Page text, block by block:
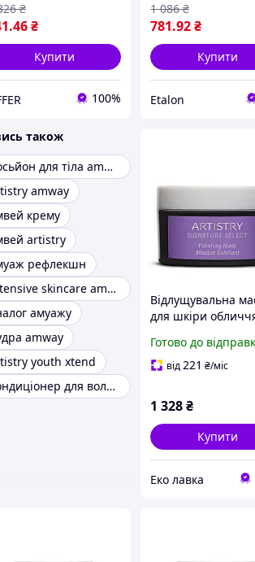
.46₴
₴
Купити
100%
781.92₴
1 086 ₴
Купити
Etalon
також
Лосьйон для тіла amway
amway
крему
artistry
рефлекшн
Intensive skincare amway
амуажу
amway
youth xtend
Кондиціонер для волосся amway
Відлущувальна
для шкіри
Signature Select
Эмвей 125 мл
Готово до
від221 ₴/міс
1 328₴
Купити
Еко лавка